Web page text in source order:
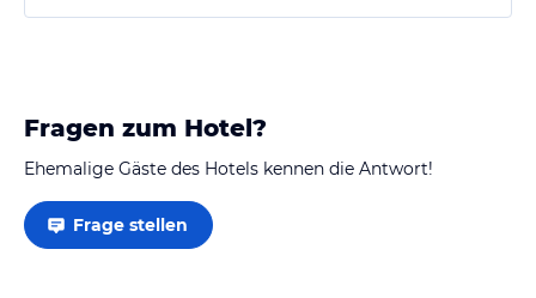
Revovierung und Modernisierung. Man kommt sich
Fragen zum Hotel?
Ehemalige Gäste des Hotels kennen die Antwort!
Frage stellen